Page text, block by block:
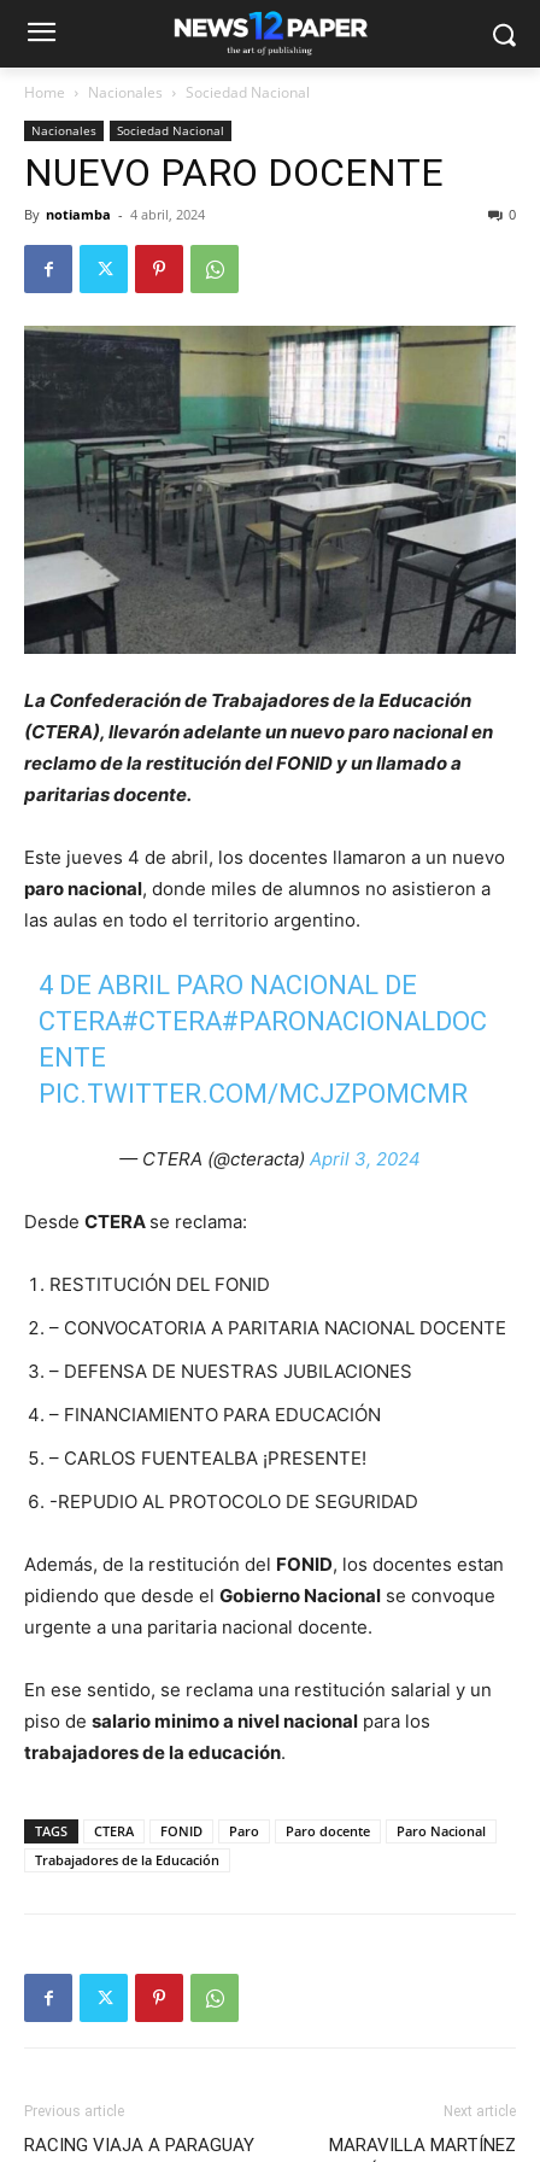
Home Nacionales Sociedad Nacional
Nacionales Sociedad Nacional
NUEVO PARO DOCENTE
By notiamba - 4 abril, 2024 0
La Confederación de Trabajadores de la Educación
(CTERA), llevarón adelante un nuevo paro nacional en
reclamo de la restitución del FONID y un llamado a
paritarias docente.
Este jueves 4 de abril, los docentes llamaron a un nuevo
paro nacional, donde miles de alumnos no asistieron a
las aulas en todo el territorio argentino.
4 DE ABRIL PARO NACIONAL DE
CTERA#CTERA#PARONACIONALDOC
ENTE
PIC.TWITTER.COM/MCJZPOMCMR
— CTERA (@cteracta) April 3, 2024
Desde CTERA se reclama:
RESTITUCIÓN DEL FONID
– CONVOCATORIA A PARITARIA NACIONAL DOCENTE
– DEFENSA DE NUESTRAS JUBILACIONES
– FINANCIAMIENTO PARA EDUCACIÓN
– CARLOS FUENTEALBA ¡PRESENTE!
-REPUDIO AL PROTOCOLO DE SEGURIDAD
Además, de la restitución del FONID, los docentes estan
pidiendo que desde el Gobierno Nacional se convoque
urgente a una paritaria nacional docente.
En ese sentido, se reclama una restitución salarial y un
piso de salario minimo a nivel nacional para los
trabajadores de la educación.
TAGS CTERA FONID Paro Paro docente
Paro Nacional
Trabajadores de la Educación
Previous article
RACING VIAJA A PARAGUAY
Next article
MARAVILLA MARTÍNEZ